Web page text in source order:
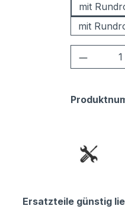
mit
mit
Ersatzteile günstig